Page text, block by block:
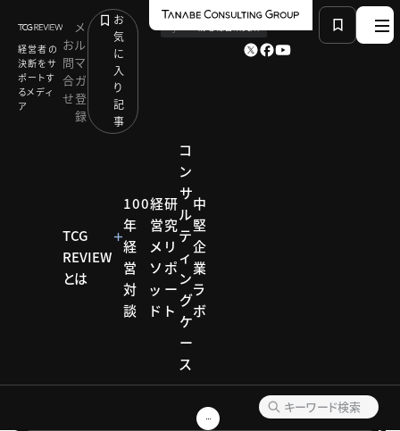
経営者の
決断をサ
ポートす
るメディ
ア
お
問
合
せ
メ
ル
マ
ガ
登
録
お
気
に
入
り
記
事
TCG
REVIEW
とは
100
年
経
営
対
談
経
営
メ
ソ
ッ
ド
研
究
リ
ポ
ー
ト
コ
ン
サ
ル
テ
ィ
ン
グ
ケ
ー
ス
中
堅
企
業
ラ
ボ
コンサルティング メソッド
「エンゲージメントサーベイ」の活用による人事KPIの
設計：浜西 健太
コンサルティ
ング メソッド
ルティ